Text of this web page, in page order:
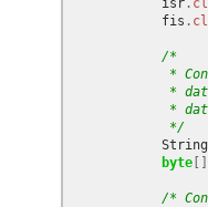
isr .
fis .
/*
*
*
*
             */
String
byte
/*